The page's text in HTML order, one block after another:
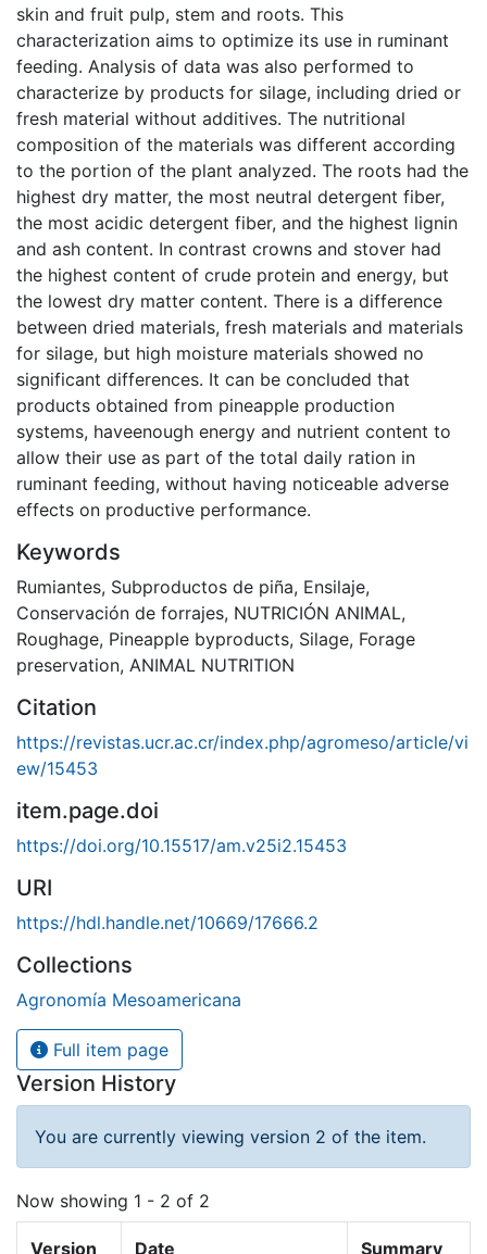
skin and fruit pulp, stem and roots. This
characterization aims to optimize its use in ruminant
feeding. Analysis of data was also performed to
characterize by products for silage, including dried or
fresh material without additives. The nutritional
composition of the materials was different according
to the portion of the plant analyzed. The roots had the
highest dry matter, the most neutral detergent fiber,
the most acidic detergent fiber, and the highest lignin
and ash content. In contrast crowns and stover had
the highest content of crude protein and energy, but
the lowest dry matter content. There is a difference
between dried materials, fresh materials and materials
for silage, but high moisture materials showed no
significant differences. It can be concluded that
products obtained from pineapple production
systems, haveenough energy and nutrient content to
allow their use as part of the total daily ration in
ruminant feeding, without having noticeable adverse
effects on productive performance.
Keywords
Rumiantes, Subproductos de piña, Ensilaje,
Conservación de forrajes, NUTRICIÓN ANIMAL,
Roughage, Pineapple byproducts, Silage, Forage
preservation, ANIMAL NUTRITION
Citation
https://revistas.ucr.ac.cr/index.php/agromeso/article/vi
ew/15453
item.page.doi
https://doi.org/10.15517/am.v25i2.15453
URI
https://hdl.handle.net/10669/17666.2
Collections
Agronomía Mesoamericana
Full item page
Version History
You are currently viewing version 2 of the item.
Now showing 1 - 2 of 2
Version Date Summary